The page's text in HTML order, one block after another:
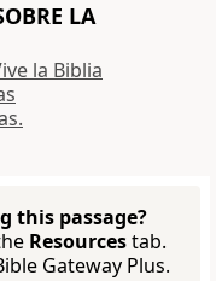
LA
la Biblia
this passage?
Resourcestab.
Gateway Plus.